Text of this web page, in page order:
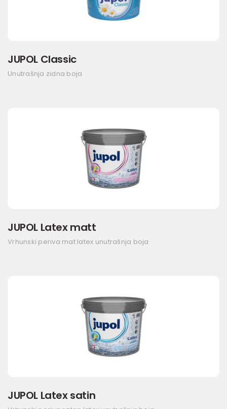
JUPOL Classic
Unutrašnja zidna boja
JUPOL Latex matt
Vrhunski periva mat latex unutrašnja boja
JUPOL Latex satin